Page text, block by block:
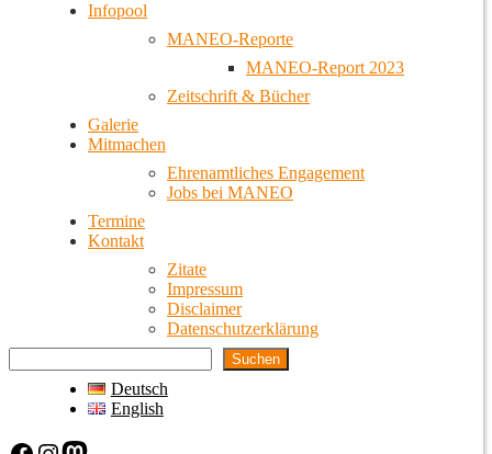
Infopool
MANEO-Reporte
MANEO-Report 2023
Zeitschrift & Bücher
Galerie
Mitmachen
Ehrenamtliches Engagement
Jobs bei MANEO
Termine
Kontakt
Zitate
Impressum
Disclaimer
Datenschutzerklärung
Suchen
Deutsch
English